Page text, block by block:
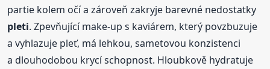
partie kolem očí a zároveň zakryje barevné nedostatky
pleti. Zpevňující make-up s kaviárem, který povzbuzuje
a vyhlazuje pleť, má lehkou, sametovou konzistenci
a dlouhodobou krycí schopnost. Hloubkově hydratuje